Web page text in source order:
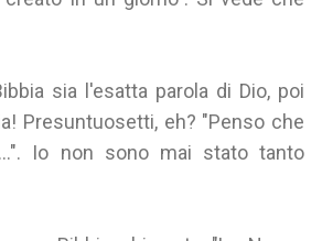
sia l'esatta parola di Dio, poi
Presuntuosetti, eh? "Penso che
Io non sono mai stato tanto